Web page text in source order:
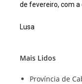
de fevereiro, com a
Lusa
Mais Lidos
Província de